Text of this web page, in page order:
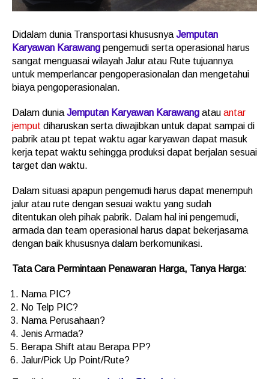
Didalam dunia Transportasi khususnya Jemputan
Karyawan Karawang pengemudi serta operasional harus
sangat menguasai wilayah Jalur atau Rute tujuannya
untuk memperlancar pengoperasionalan dan mengetahui
biaya pengoperasionalan.
Dalam dunia Jemputan Karyawan Karawang atau antar
jemput diharuskan serta diwajibkan untuk dapat sampai di
pabrik atau pt tepat waktu agar karyawan dapat masuk
kerja tepat waktu sehingga produksi dapat berjalan sesuai
target dan waktu.
Dalam situasi apapun pengemudi harus dapat menempuh
jalur atau rute dengan sesuai waktu yang sudah
ditentukan oleh pihak pabrik. Dalam hal ini pengemudi,
armada dan team operasional harus dapat bekerjasama
dengan baik khususnya dalam berkomunikasi.
Tata Cara Permintaan Penawaran Harga, Tanya Harga:
Nama PIC?
No Telp PIC?
Nama Perusahaan?
Jenis Armada?
Berapa Shift atau Berapa PP?
Jalur/Pick Up Point/Rute?